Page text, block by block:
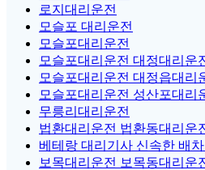
로지대리운전
모슬포 대리운전
모슬포대리운전
모슬포대리운전 대정대리운
모슬포대리운전 대정읍대리
모슬포대리운전 성산포대리
무릉리대리운전
법환대리운전 법환동대리운
베테랑 대리기사 신속한 배
보목대리운전 보목동대리운